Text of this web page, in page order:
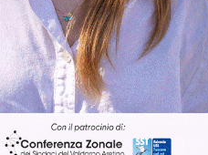
Scomparso da una
Fiorentino l’uomo che
Levane nel 2020
Cronaca 5 Agosto 2026
Continuano le
Prefettura: “In caso di
il 112”